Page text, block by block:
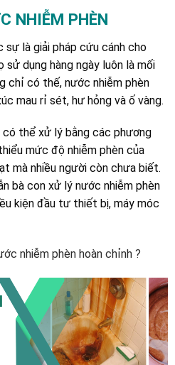
NHIỄM PHÈN
là giải pháp cứu cánh cho
sử dụng hàng ngày luôn là mối
chỉ có thế, nước nhiễm phèn
mau rỉ sét, hư hỏng và ố vàng.
có thể xử lý bằng các phương
mức độ nhiễm phèn của
mà nhiều người còn chưa biết.
bà con xử lý nước nhiễm phèn
kiện đầu tư thiết bị, máy móc
nhiễm phèn hoàn chỉnh ?